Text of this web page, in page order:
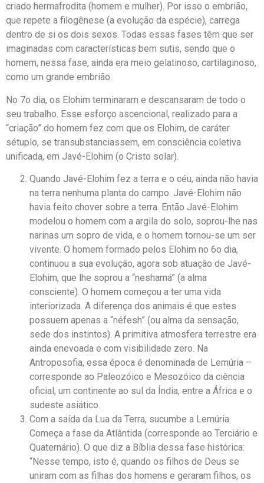
criado hermafrodita (homem e mulher). Por isso o embrião,
que repete a filogênese (a evolução da espécie), carrega
dentro de si os dois sexos. Todas essas fases têm que ser
imaginadas com características bem sutis, sendo que o
homem, nessa fase, ainda era meio gelatinoso, cartilaginoso,
como um grande embrião.
No 7o dia, os Elohim terminaram e descansaram de todo o
seu trabalho. Esse esforço ascencional, realizado para a
“criação” do homem fez com que os Elohim, de caráter
sétuplo, se transubstanciassem, em consciência coletiva
unificada, em Javé-Elohim (o Cristo solar).
Quando Javé-Elohim fez a terra e o céu, ainda não havia
na terra nenhuma planta do campo. Javé-Elohim não
havia feito chover sobre a terra. Então Javé-Elohim
modelou o homem com a argila do solo, soprou-lhe nas
narinas um sopro de vida, e o homem tornou-se um ser
vivente. O homem formado pelos Elohim no 6o dia,
continuou a sua evolução, agora sob atuação de Javé-
Elohim, que lhe soprou a “neshamá” (a alma
consciente). O homem começou a ter uma vida
interiorizada. A diferença dos animais é que estes
possuem apenas a “néfesh” (ou alma da sensação,
sede dos instintos). A primitiva atmosfera terrestre era
ainda enevoada e com visibilidade zero. Na
Antroposofia, essa época é denominada de Lemúria –
corresponde ao Paleozóico e Mesozóico da ciência
oficial, um continente ao sul da Índia, entre a África e o
sudeste asiático.
Com a saída da Lua da Terra, sucumbe a Lemúria.
Começa a fase da Atlântida (corresponde ao Terciário e
Quaternário). O que diz a Bíblia dessa fase histórica:
“Nesse tempo, isto é, quando os filhos de Deus se
uniram com as filhas dos homens e geraram filhos, os